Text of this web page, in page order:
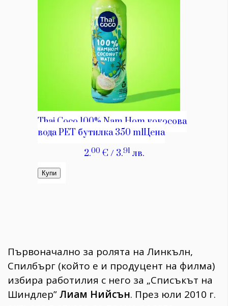
Първоначално за ролята на Линкълн,
Спилбърг (който е и продуцент на филма)
избира работилия с него за „Списъкът на
Шиндлер”Лиам Нийсън. През юли 2010 г.